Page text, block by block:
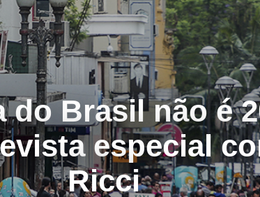
Brasil não é
especial
Ricci